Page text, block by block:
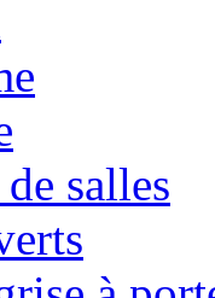
salles